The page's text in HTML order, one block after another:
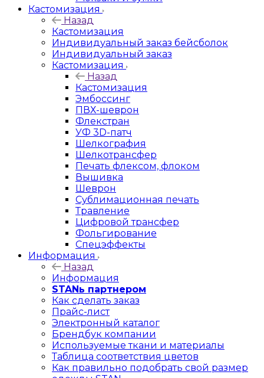
Кастомизация
Назад
Кастомизация
Индивидуальный заказ бейсболок
Индивидуальный заказ
Кастомизация
Назад
Кастомизация
Эмбоссинг
ПВХ-шеврон
Флекстран
УФ 3D-патч
Шелкография
Шелкотрансфер
Печать флексом, флоком
Вышивка
Шеврон
Сублимационная печать
Травление
Цифровой трансфер
Фольгирование
Спецэффекты
Информация
Назад
Информация
STANь партнером
Как сделать заказ
Прайс-лист
Электронный каталог
Брендбук компании
Используемые ткани и материалы
Таблица соответствия цветов
Как правильно подобрать свой размер